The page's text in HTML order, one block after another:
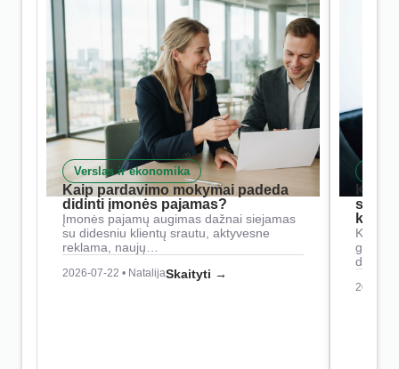
Verslas ir ekonomika
Kaip pardavimo mokymai padeda
didinti įmonės pajamas?
Įmonės pajamų augimas dažnai siejamas
su didesniu klientų srautu, aktyvesne
reklama, naujų…
2026-07-22 • NatalijaSkaityti →
Kaip
2026-